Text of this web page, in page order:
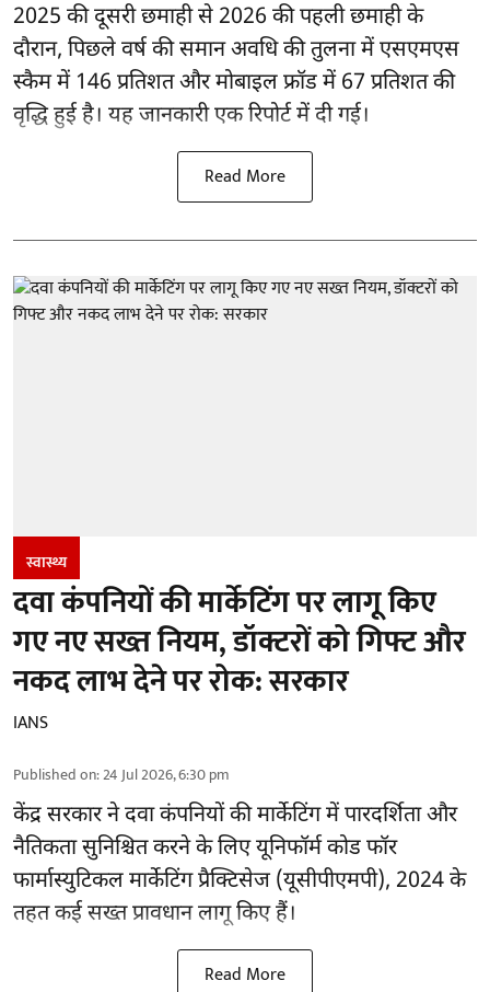
2025 की दूसरी छमाही से 2026 की पहली छमाही के
दौरान, पिछले वर्ष की समान अवधि की तुलना में एसएमएस
स्कैम में 146 प्रतिशत और मोबाइल फ्रॉड में 67 प्रतिशत की
वृद्धि हुई है। यह जानकारी एक रिपोर्ट में दी गई।
Read More
स्वास्थ्य
दवा कंपनियों की मार्केटिंग पर लागू किए
गए नए सख्त नियम, डॉक्टरों को गिफ्ट और
नकद लाभ देने पर रोक: सरकार
IANS
Published on:24 Jul 2026, 6:30 pm
केंद्र सरकार ने दवा कंपनियों की मार्केटिंग में पारदर्शिता और
नैतिकता सुनिश्चित करने के लिए यूनिफॉर्म कोड फॉर
फार्मास्युटिकल मार्केटिंग प्रैक्टिसेज (यूसीपीएमपी), 2024 के
तहत कई सख्त प्रावधान लागू किए हैं।
Read More